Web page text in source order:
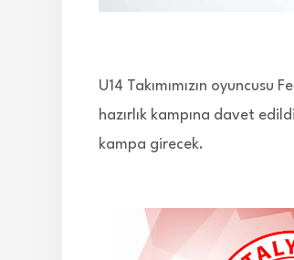
U14 Takımımızın oyuncusu
hazırlık kampına davet
kampa girecek.